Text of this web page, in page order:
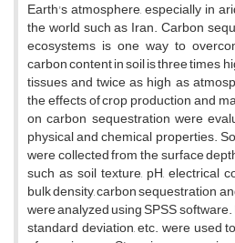
Earth's atmosphere, especially in
the world such as Iran. Carbon
ecosystems is one way to
carbon content in soil is three times
tissues and twice as high as
the effects of crop production and
on carbon sequestration were
physical and chemical properties.
were collected from the surface
such as soil texture, pH, electrical
bulk density, carbon sequestration
were analyzed using SPSS
standard deviation, etc. were used